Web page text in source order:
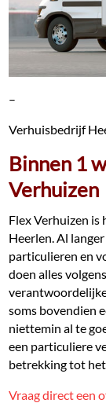
–
Verhuisbedrijf
Binnen 1
Verhuizen
Flex Verhuizen is
Heerlen. Al
particulieren en
doen alles
verantwoordelijke
soms bovendien
niettemin al te
een particuliere
betrekking tot
Vraag direct een